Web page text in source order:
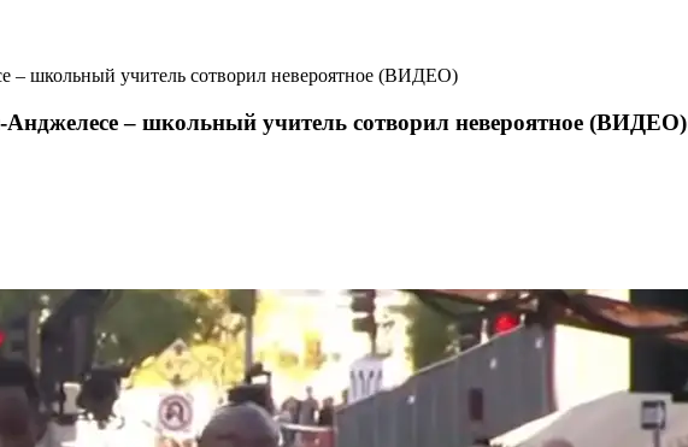
– школьный учитель сотворил невероятное (ВИДЕО)
– школьный учитель сотворил невероятное (ВИДЕО)